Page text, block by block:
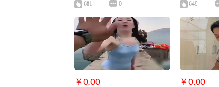
681 0 649
￥0.00 ￥0.00